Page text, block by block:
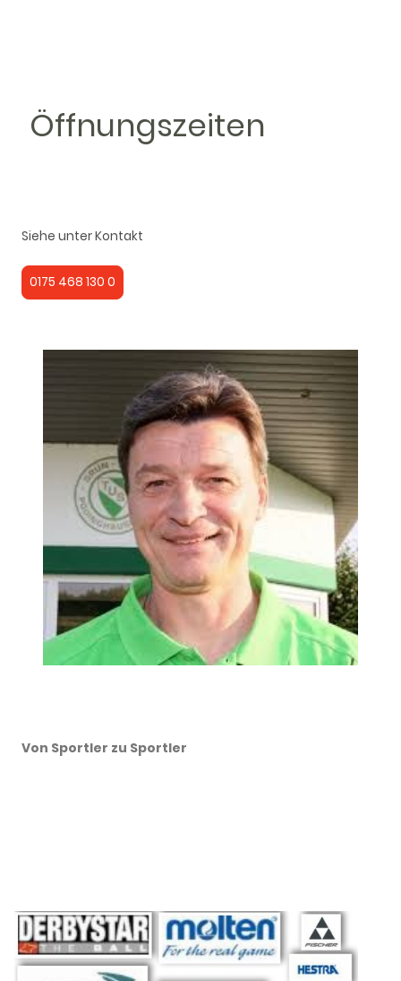
Öffnungszeiten
Siehe unter Kontakt
0175 468 130 0
Von Sportler zu Sportler